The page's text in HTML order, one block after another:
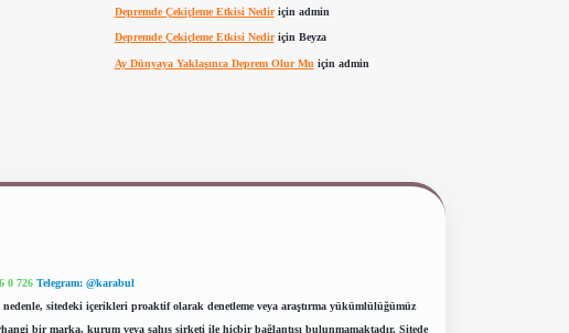
Depremde Çekiçleme Etkisi Nediriçin admin
Depremde Çekiçleme Etkisi Nediriçin Beyza
Ay Dünyaya Yaklaşınca Deprem Olur Mu için admin
0 726 Telegram: @karabul
sitedeki içerikleri proaktif olarak denetleme veya araştırma yükümlülüğümüz
bir marka, kurum veya şahıs şirketi ile hiçbir bağlantısı bulunmamaktadır. Sitede